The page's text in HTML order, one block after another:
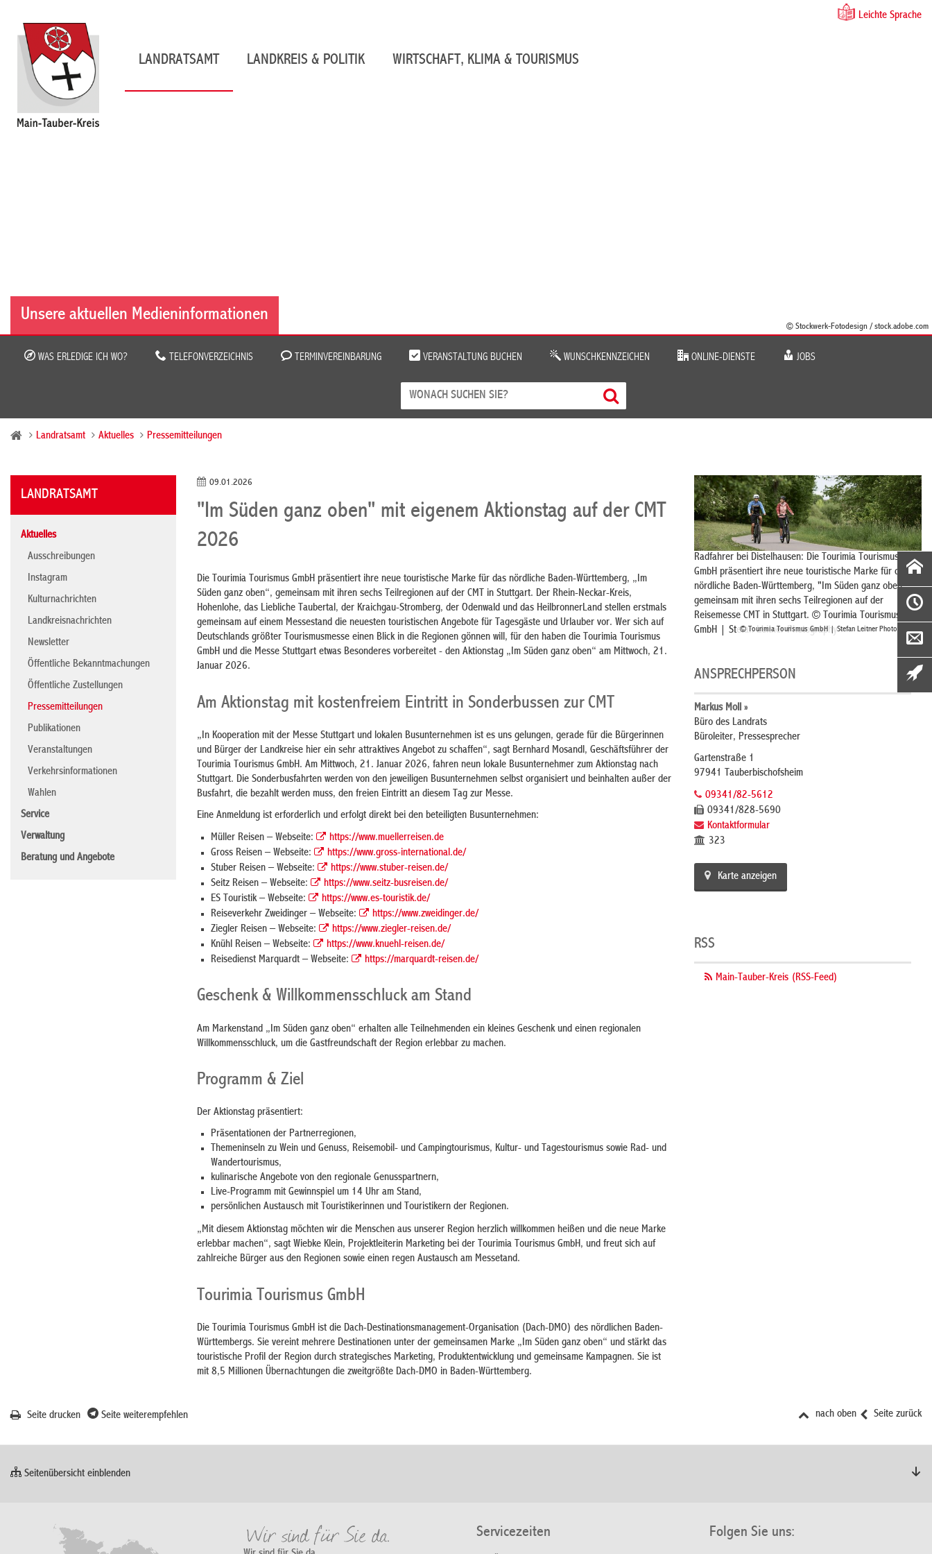
Leichte Sprache
LANDRATSAMT LANDKREIS & POLITIK WIRTSCHAFT, KLIMA & TOURISMUS
Unsere aktuellen Medieninformationen
© Stockwerk-Fotodesign / stock.adobe.com
WAS ERLEDIGE ICH WO? TELEFONVERZEICHNIS TERMINVEREINBARUNG VERANSTALTUNG BUCHEN WUNSCHKENNZEICHEN ONLINE-DIENSTE JOBS
Landratsamt Aktuelles Pressemitteilungen
LANDRATSAMT
Aktuelles
Ausschreibungen
Instagram
Kulturnachrichten
Landkreisnachrichten
Newsletter
Öffentliche Bekanntmachungen
Öffentliche Zustellungen
Pressemitteilungen
Publikationen
Veranstaltungen
Verkehrsinformationen
Wahlen
Service
Verwaltung
Beratung und Angebote
09.01.2026
"Im Süden ganz oben" mit eigenem Aktionstag auf der CMT
2026
Die Tourimia Tourismus GmbH präsentiert ihre neue touristische Marke für das nördliche Baden-Württemberg, „Im
Süden ganz oben“, gemeinsam mit ihren sechs Teilregionen auf der CMT in Stuttgart. Der Rhein-Neckar-Kreis,
Hohenlohe, das Liebliche Taubertal, der Kraichgau-Stromberg, der Odenwald und das HeilbronnerLand stellen erstmals
gemeinsam auf einem Messestand die neuesten touristischen Angebote für Tagesgäste und Urlauber vor. Wer sich auf
Deutschlands größter Tourismusmesse einen Blick in die Regionen gönnen will, für den haben die Tourimia Tourismus
GmbH und die Messe Stuttgart etwas Besonderes vorbereitet - den Aktionstag „Im Süden ganz oben“ am Mittwoch, 21.
Januar 2026.
Am Aktionstag mit kostenfreiem Eintritt in Sonderbussen zur CMT
„In Kooperation mit der Messe Stuttgart und lokalen Busunternehmen ist es uns gelungen, gerade für die Bürgerinnen
und Bürger der Landkreise hier ein sehr attraktives Angebot zu schaffen“, sagt Bernhard Mosandl, Geschäftsführer der
Tourimia Tourismus GmbH. Am Mittwoch, 21. Januar 2026, fahren neun lokale Busunternehmer zum Aktionstag nach
Stuttgart. Die Sonderbusfahrten werden von den jeweiligen Busunternehmen selbst organisiert und beinhalten außer der
Busfahrt, die bezahlt werden muss, den freien Eintritt an diesem Tag zur Messe.
Eine Anmeldung ist erforderlich und erfolgt direkt bei den beteiligten Busunternehmen:
Müller Reisen – Webseite:
https://www.muellerreisen.de
Gross Reisen – Webseite:
https://www.gross-international.de/
Stuber Reisen – Webseite:
https://www.stuber-reisen.de/
Seitz Reisen – Webseite:
https://www.seitz-busreisen.de/
ES Touristik – Webseite:
https://www.es-touristik.de/
Reiseverkehr Zweidinger – Webseite:
https://www.zweidinger.de/
Ziegler Reisen – Webseite:
https://www.ziegler-reisen.de/
Knühl Reisen – Webseite:
https://www.knuehl-reisen.de/
Reisedienst Marquardt – Webseite:
https://marquardt-reisen.de/
Geschenk & Willkommensschluck am Stand
Am Markenstand „Im Süden ganz oben“ erhalten alle Teilnehmenden ein kleines Geschenk und einen regionalen
Willkommensschluck, um die Gastfreundschaft der Region erlebbar zu machen.
Programm & Ziel
Der Aktionstag präsentiert:
Präsentationen der Partnerregionen,
Themeninseln zu Wein und Genuss, Reisemobil- und Campingtourismus, Kultur- und Tagestourismus sowie Rad- und
Wandertourismus,
kulinarische Angebote von den regionale Genusspartnern,
Live-Programm mit Gewinnspiel um 14 Uhr am Stand,
persönlichen Austausch mit Touristikerinnen und Touristikern der Regionen.
„Mit diesem Aktionstag möchten wir die Menschen aus unserer Region herzlich willkommen heißen und die neue Marke
erlebbar machen“, sagt Wiebke Klein, Projektleiterin Marketing bei der Tourimia Tourismus GmbH, und freut sich auf
zahlreiche Bürger aus den Regionen sowie einen regen Austausch am Messetand.
Tourimia Tourismus GmbH
Die Tourimia Tourismus GmbH ist die Dach-Destinationsmanagement-Organisation (Dach-DMO) des nördlichen Baden-
Württembergs. Sie vereint mehrere Destinationen unter der gemeinsamen Marke „Im Süden ganz oben“ und stärkt das
touristische Profil der Region durch strategisches Marketing, Produktentwicklung und gemeinsame Kampagnen. Sie ist
mit 8,5 Millionen Übernachtungen die zweitgrößte Dach-DMO in Baden-Württemberg.
© Tourimia Tourismus GmbH | Stefan Leitner Photography
Radfahrer bei Distelhausen: Die Tourimia Tourismus
GmbH präsentiert ihre neue touristische Marke für das
nördliche Baden-Württemberg, "Im Süden ganz oben",
gemeinsam mit ihren sechs Teilregionen auf der
Reisemesse CMT in Stuttgart. © Tourimia Tourismus
GmbH | Stefan Leitner Photography
ANSPRECHPERSON
Markus Moll »
Büro des Landrats
Büroleiter, Pressesprecher
Gartenstraße 1
97941 Tauberbischofsheim
09341/82-5612
09341/828-5690
Kontaktformular
323
Karte anzeigen
RSS
Main-Tauber-Kreis (RSS-Feed)
Seite zurück
nach oben
Seite drucken Seite weiterempfehlen
Seitenübersicht einblenden
Servicezeiten Folgen Sie uns: